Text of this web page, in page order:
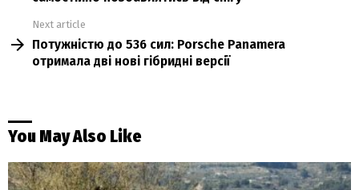
Next article
Потужністю до 536 сил: Porsche Panamera
отримала дві нові гібридні версії
You May Also Like